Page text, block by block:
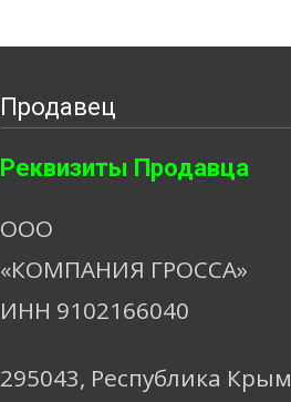
Продавец
Реквизиты Продавца
ООО
«КОМПАНИЯ ГРОССА»
ИНН 9102166040
295043, Республика Крым